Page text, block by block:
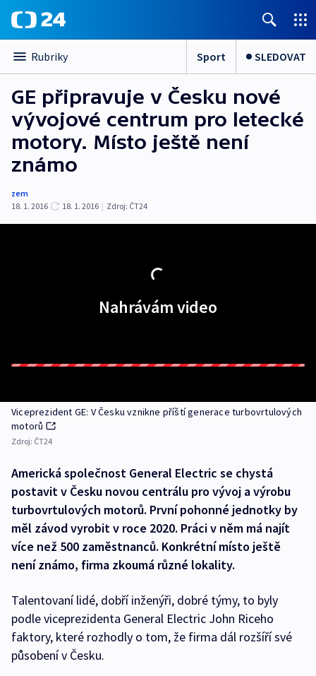
Rubriky Sport SLEDOVAT
GE připravuje v Česku nové
vývojové centrum pro letecké
motory. Místo ještě není
známo
zem
18. 1. 2016
18. 1. 2016 | Zdroj: ČT24
Nahrávám video
Viceprezident GE: V Česku vznikne příští generace turbovrtulových
motorů
Zdroj: ČT24
Americká společnost General Electric se chystá
postavit v Česku novou centrálu pro vývoj a výrobu
turbovrtulových motorů. První pohonné jednotky by
měl závod vyrobit v roce 2020. Práci v něm má najít
více než 500 zaměstnanců. Konkrétní místo ještě
není známo, firma zkoumá různé lokality.
Talentovaní lidé, dobří inženýři, dobré týmy, to byly
podle viceprezidenta General Electric John Riceho
faktory, které rozhodly o tom, že firma dál rozšíří své
působení v Česku.